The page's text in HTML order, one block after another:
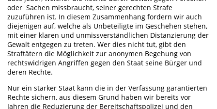
oder Sachen missbraucht, seiner gerechten Strafe
zuzuführen ist. In diesem Zusammenhang fordern wir auch
diejenigen auf, welche als Unbeteiligte im Geschehen stehen,
mit einer klaren und unmissverständlichen Distanzierung der
Gewalt entgegen zu treten. Wer dies nicht tut, gibt den
Straftätern die Möglichkeit zur anonymen Begehung von
rechtswidrigen Angriffen gegen den Staat seine Bürger und
deren Rechte.
Nur ein starker Staat kann die in der Verfassung garantierten
Rechte sichern, aus diesem Grund haben wir bereits vor
Jahren die Reduzierung der Bereitschaftspolizei und den